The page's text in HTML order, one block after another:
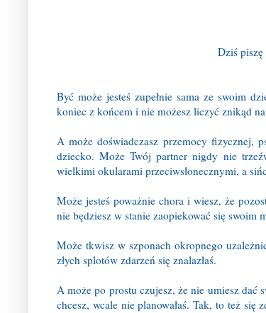
Dziś
Być może jesteś zupełnie sama ze swoim
koniec z końcem i nie możesz liczyć znikąd
A może doświadczasz przemocy fizycznej,
dziecko. Może Twój partner nigdy nie
wielkimi okularami przeciwsłonecznymi, a
Może jesteś poważnie chora i wiesz, że
nie będziesz w stanie zaopiekować się swoim
Może tkwisz w szponach okropnego
złych splotów zdarzeń się znalazłaś.
A może po prostu czujesz, że nie umiesz dać
chcesz, wcale nie planowałaś. Tak, to też